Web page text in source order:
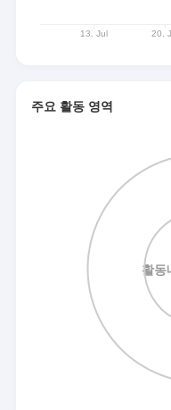
주요 활동 영역